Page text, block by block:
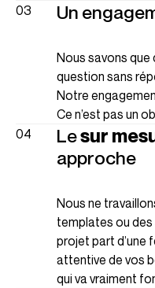
Un
Nous savons que
question sans
Notre
Ce n’est pas un
Lesur
approche
Nous ne
templates ou
projet part d’une
attentive de vos
qui va vraiment